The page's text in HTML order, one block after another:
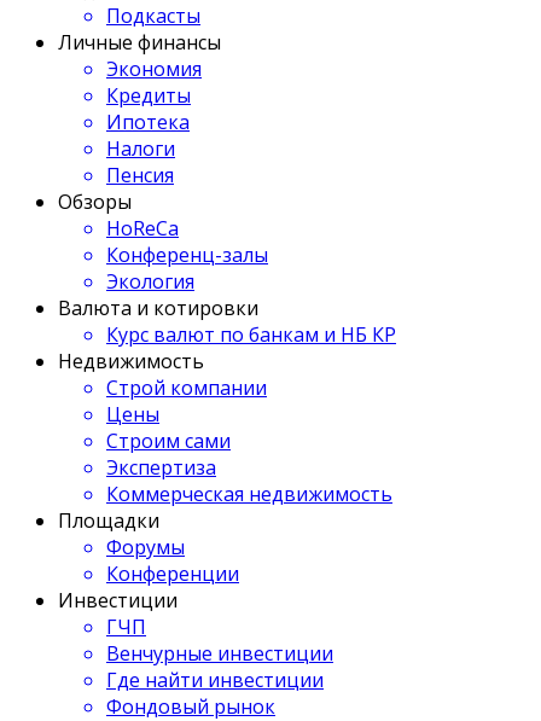
Подкасты
Личные финансы
Экономия
Кредиты
Ипотека
Налоги
Пенсия
Обзоры
HoReCa
Конференц-залы
Экология
Валюта и котировки
Курс валют по банкам и НБ КР
Недвижимость
Строй компании
Цены
Строим сами
Экспертиза
Коммерческая недвижимость
Площадки
Форумы
Конференции
Инвестиции
ГЧП
Венчурные инвестиции
Где найти инвестиции
Фондовый рынок